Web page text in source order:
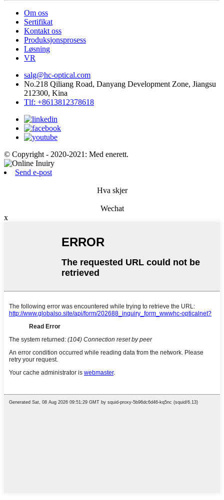
Om oss
Sertifikat
Kontakt oss
Produksjonsprosess
Løsning
VR
salg@hc-optical.com
No.218 Qiliang Road, Danyang Development Zone, Jiangsu
212300, Kina
Tlf: +8613812378618
© Copyright - 2020-2021: Med enerett.
Send e-post
Hva skjer
Wechat
x